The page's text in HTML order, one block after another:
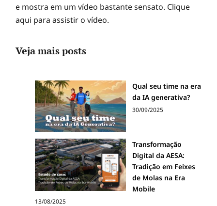
e mostra em um vídeo bastante sensato. Clique
aqui para assistir o vídeo.
Veja mais posts
Qual seu time na era
da IA generativa?
30/09/2025
Transformação
Digital da AESA:
Tradição em Feixes
de Molas na Era
Mobile
13/08/2025